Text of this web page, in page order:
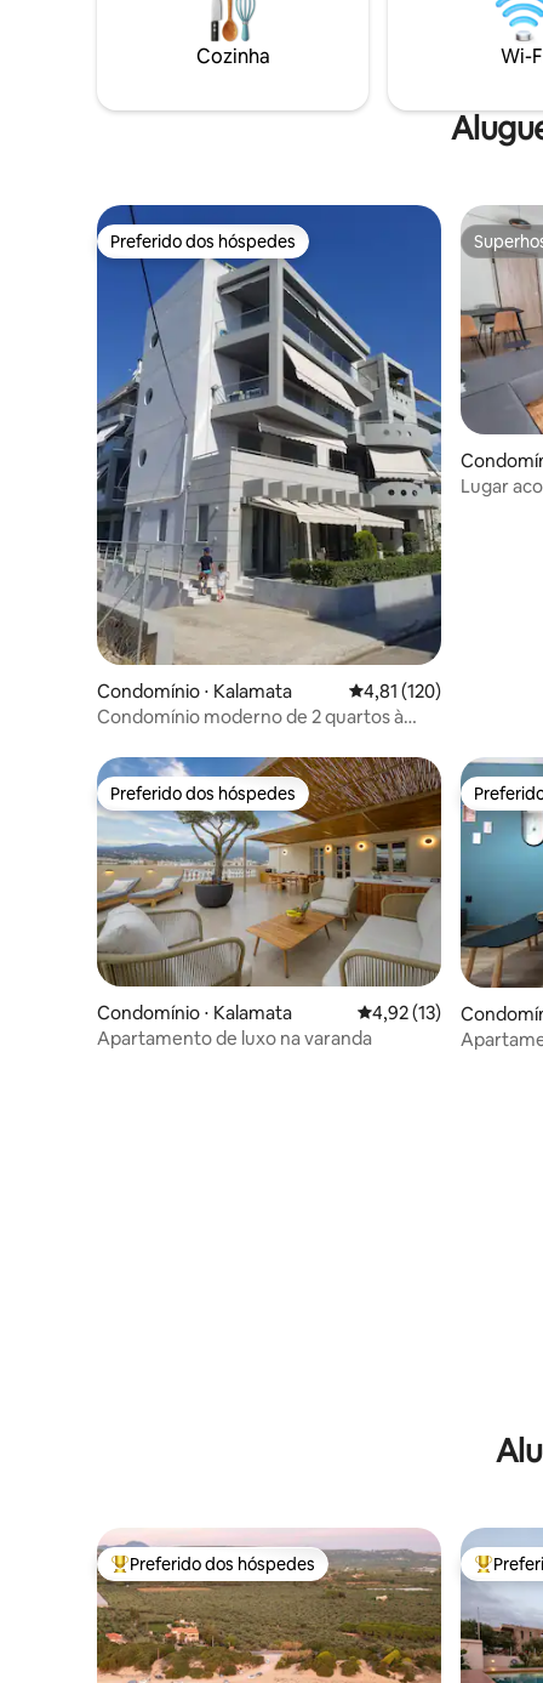
integral estará lá para atender seu
apartamento conforme você precisar,
para que você possa desfrutar de uma
praça
na
Cozinha Wi-
Preferido dos hóspedes
Preferido dos hóspedes
Condomínio ⋅ Kalamata 4,81 de uma avaliação
4,81 (120)
Condomínio moderno de 2 quartos à
Lugar
Preferido dos hóspedes
Preferido dos hóspedes
Condomínio ⋅ Kalamata 4,92 de uma
4,92 (13)
Apartamento de luxo na varanda
Entre os melhores preferidos dos hóspedes
Preferido dos hóspedes Entre